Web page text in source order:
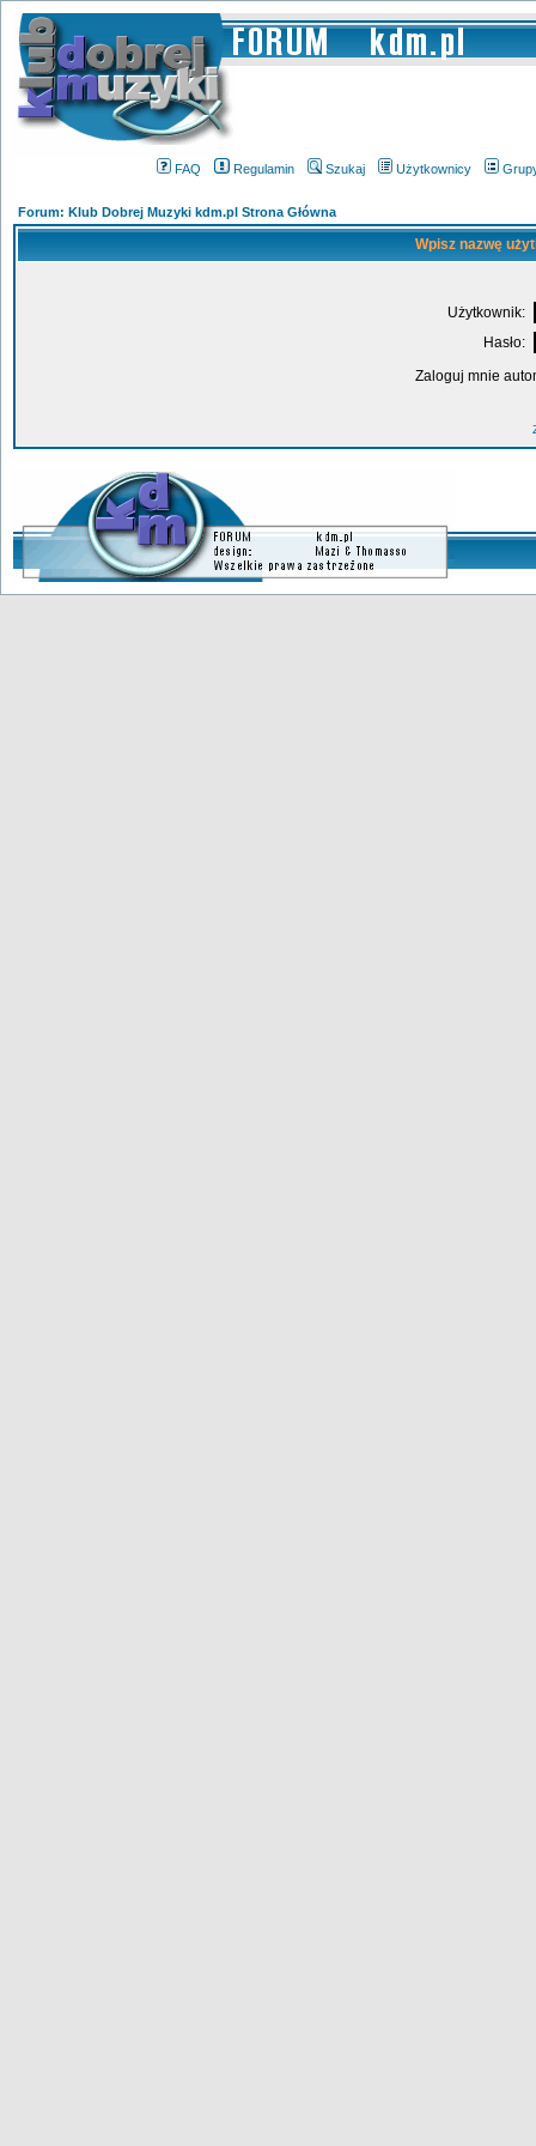
FAQ Regulamin Szukaj Użytkownicy
Forum: Klub Dobrej Muzyki kdm.pl Strona Główna
Wpisz nazwę
Użytkownik:
Hasło:
Zaloguj mnie